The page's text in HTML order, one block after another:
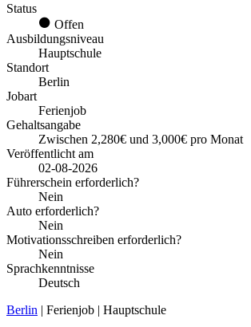
Status
Offen
Ausbildungsniveau
Hauptschule
Standort
Berlin
Jobart
Ferienjob
Gehaltsangabe
Zwischen 2,280€ und 3,000€ pro Monat
Veröffentlicht am
02-08-2026
Führerschein erforderlich?
Nein
Auto erforderlich?
Nein
Motivationsschreiben erforderlich?
Nein
Sprachkenntnisse
Deutsch
Berlin | Ferienjob | Hauptschule